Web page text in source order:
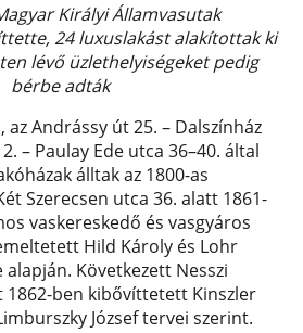
Királyi Államvasutak
24 luxuslakást alakítottak ki
lévő üzlethelyiségeket pedig
bérbe adták
Andrássy út 25. – Dalszínház
– Paulay Ede utca 36–40. által
álltak az 1800-as
Szerecsen utca 36. alatt 1861-
vaskereskedő és vasgyáros
Hild Károly és Lohr
Következett Nesszi
1862-ben kibővíttetett Kinszler
József tervei szerint.